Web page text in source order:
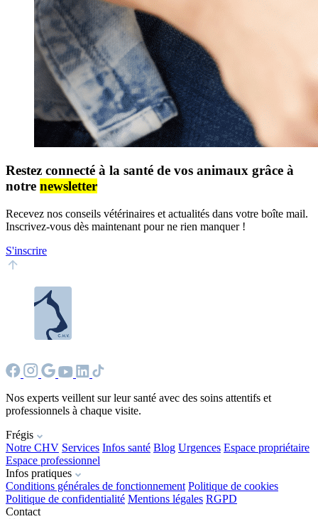
Restez connecté à la santé de vos animaux grâce à
notre newsletter
Recevez nos conseils vétérinaires et actualités dans votre boîte mail.
Inscrivez-vous dès maintenant pour ne rien manquer !
S'inscrire
Nos experts veillent sur leur santé avec des soins attentifs et
professionnels à chaque visite.
Frégis
Notre CHV Services Infos santé Blog Urgences Espace propriétaire
Espace professionnel
Infos pratiques
Conditions générales de fonctionnement Politique de cookies
Politique de confidentialité Mentions légales RGPD
Contact